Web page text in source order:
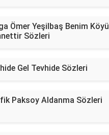
Ömer Yeşilbaş Benim
Sözleri
Gel Tevhide Sözleri
Paksoy Aldanma Sözleri